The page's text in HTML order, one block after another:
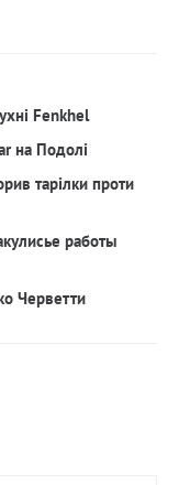
Fenkhel
на Подолі
тарілки проти
работы
Черветти